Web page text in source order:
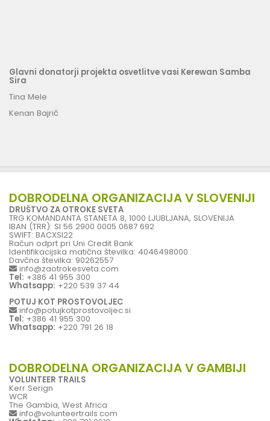
Glavni donatorji projekta osvetlitve vasi Kerewan Samba
Sira
Tina Mele
Kenan Bajrič
DOBRODELNA ORGANIZACIJA V SLOVENIJI
DRUŠTVO ZA OTROKE SVETA
TRG KOMANDANTA STANETA 8, 1000 LJUBLJANA, SLOVENIJA
IBAN (TRR): SI 56 2900 0005 0687 692
SWIFT: BACXSI22
Račun odprt pri Uni Credit Bank
Identifikacijska matična številka: 4046498000
Davčna številka: 90262557
info@zaotrokesveta.com
Tel: +386 41 955 300
Whatsapp: +220 539 37 44
POTUJ KOT PROSTOVOLJEC
info@potujkotprostovoljec.si
Tel: +386 41 955 300
Whatsapp: +220 791 26 18
DOBRODELNA ORGANIZACIJA V GAMBIJI
VOLUNTEER TRAILS
Kerr Serign
WCR
The Gambia, West Africa
info@volunteertrails.com